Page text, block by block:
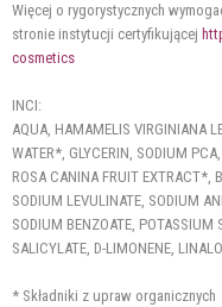
Więcej o rygorystycznych
stronie instytucji certyfikującej
cosmetics
INCI:
AQUA, HAMAMELIS VIRGINIANA
WATER*, GLYCERIN, SODIUM
ROSA CANINA FRUIT EXTRACT*,
SODIUM LEVULINATE, SODIUM
SODIUM BENZOATE, POTASSIUM
SALICYLATE, D-LIMONENE,
* Składniki z upraw organicznych